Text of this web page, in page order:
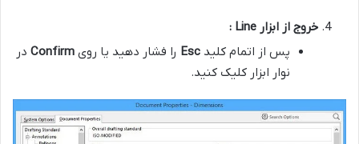
خروج از ابزار
:
پس از اتمام کلید Esc را فشار دهید یا روی Confirm در
نوار ابزار کلیک کنید.